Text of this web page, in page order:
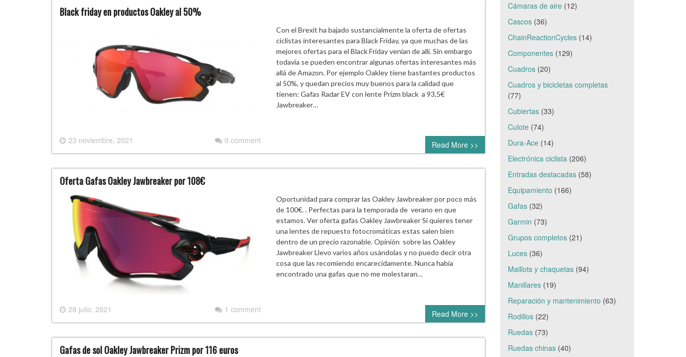
Black friday en productos Oakley al 50%
23 noviembre, 2021 0 comment
Con el Brexit ha bajado sustancialmente la oferta de ofertas
ciclistas interesantes para Black Friday, ya que muchas de las
mejores ofertas para el Black Friday venían de allí. Sin embargo
todavía se pueden encontrar algunas ofertas interesantes más
allá de Amazon. Por ejemplo Oakley tiene bastantes productos
al 50%, y quedan precios muy buenos para la calidad que
tienen: Gafas Radar EV con lente Prizm black a 93,5€
Jawbreaker…
Read More >>
Oferta Gafas Oakley Jawbreaker por 108€
28 julio, 2021 1 comment
Oportunidad para comprar las Oakley Jawbreaker por poco más
de 100€. . Perfectas para la temporada de verano en que
estamos. Ver oferta gafas Oakley Jawbreaker Si quieres tener
una lentes de repuesto fotocromáticas estas salen bien
dentro de un precio razonable. Opinión sobre las Oakley
Jawbreaker Llevo varios años usándolas y no puedo decir otra
cosa que las recomiendo encarecidamente. Nunca había
encontrado una gafas que no me molestaran…
Read More >>
Gafas de sol Oakley Jawbreaker Prizm por 116 euros
Cámaras de aire(12)
Cascos(36)
ChainReactionCycles(14)
Componentes(129)
Cuadros(20)
Cuadros y bicicletas completas
(77)
Cubiertas(33)
Culote(74)
Dura-Ace(14)
Electrónica ciclista(206)
Entradas destacadas(58)
Equipamiento (166)
Gafas(32)
Garmin (73)
Grupos completos(21)
Luces(36)
Maillots y chaquetas(94)
Manillares(19)
Reparación y mantenimiento (63)
Rodillos(22)
Ruedas(73)
Ruedas chinas(40)